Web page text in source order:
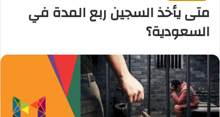
متى يأخذ السجين ربع المدة في
السعودية؟